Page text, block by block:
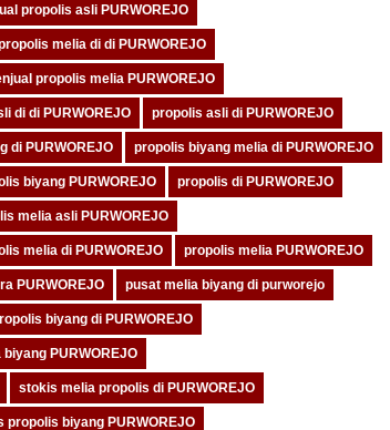
propolis asli PURWOREJO
melia di di PURWOREJO
propolis melia PURWOREJO
di di PURWOREJO propolis asli di PURWOREJO
di PURWOREJO propolis biyang melia di PURWOREJO
biyang PURWOREJO propolis di PURWOREJO
melia asli PURWOREJO
melia di PURWOREJO propolis melia PURWOREJO
PURWOREJO pusat melia biyang di purworejo
biyang di PURWOREJO
PURWOREJO
stokis melia propolis di PURWOREJO
propolis biyang PURWOREJO